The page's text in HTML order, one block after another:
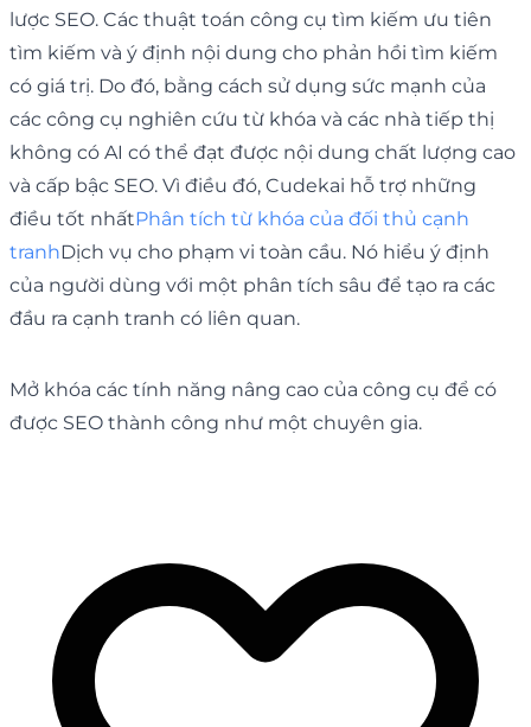
lược SEO. Các thuật toán công cụ tìm kiếm ưu tiên
tìm kiếm và ý định nội dung cho phản hồi tìm kiếm
có giá trị. Do đó, bằng cách sử dụng sức mạnh của
các công cụ nghiên cứu từ khóa và các nhà tiếp thị
không có AI có thể đạt được nội dung chất lượng cao
và cấp bậc SEO. Vì điều đó, Cudekai hỗ trợ những
điều tốt nhấtPhân tích từ khóa của đối thủ cạnh
tranhDịch vụ cho phạm vi toàn cầu. Nó hiểu ý định
của người dùng với một phân tích sâu để tạo ra các
đầu ra cạnh tranh có liên quan.
Mở khóa các tính năng nâng cao của công cụ để có
được SEO thành công như một chuyên gia.